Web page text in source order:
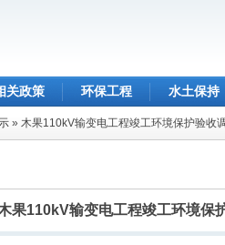
关政策 环保工程 水土保持
» 木果110kV输变电工程竣工环境保护验收
果110kV输变电工程竣工环境保